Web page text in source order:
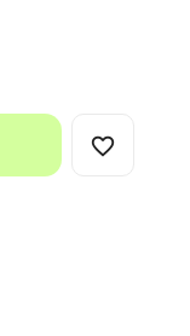
favorite_border